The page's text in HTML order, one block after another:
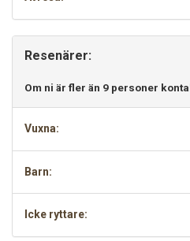
Resenärer:
Om ni är fler än 9 personer
Vuxna:
Barn:
Icke ryttare: